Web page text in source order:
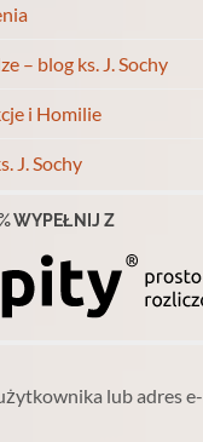
– blog ks. J. Sochy
i Homilie
J. Sochy
WYPEŁNIJ Z
lub adres e-